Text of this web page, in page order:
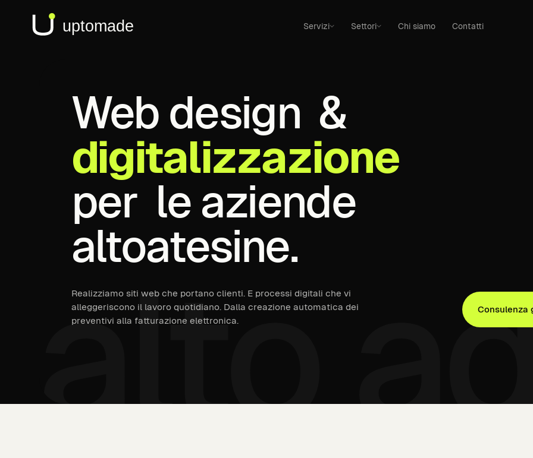
Servizi Settori Chi siamo Contatti
alto
Web design &
digitalizzazione
per le aziende
altoatesine.
Realizziamo siti web che portano clienti. E processi digitali che vi
alleggeriscono il lavoro quotidiano. Dalla creazione automatica dei
preventivi alla fatturazione elettronica.
Consulenza